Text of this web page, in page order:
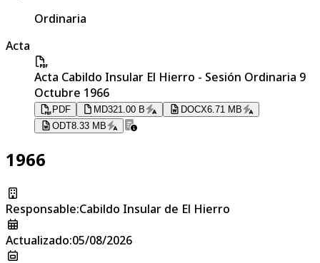
Ordinaria
Acta
Acta Cabildo Insular El Hierro - Sesión Ordinaria 9
Octubre 1966
PDF MD321.00 B DOCX6.71 MB
ODT8.33 MB
1966
Responsable:Cabildo Insular de El Hierro
Actualizado:05/08/2026